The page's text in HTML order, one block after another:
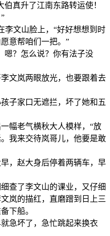
真升了江南东路转运使！
李文山脸上，“好好想想到时
意帮咱们一把。”
嗯？怎么说？你有法子没
文岚两眼放光，也要跟着去
子家口无遮拦，坏了她和五
幅老气横秋大人模样，“放
我来交待岚哥儿，他要是敢
，赵大身后停着两辆车，早
查了李文山的课业，又仔细
岚的描红，直磨蹭到日上三
下船。
急坏了，急忙跳起来换衣